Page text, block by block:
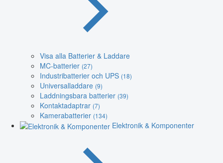
Visa alla Batterier & Laddare
MC-batterier (27)
Industribatterier och UPS (18)
Universalladdare (9)
Laddningsbara batterier (39)
Kontaktadaptrar (7)
Kamerabatterier (134)
Elektronik & Komponenter